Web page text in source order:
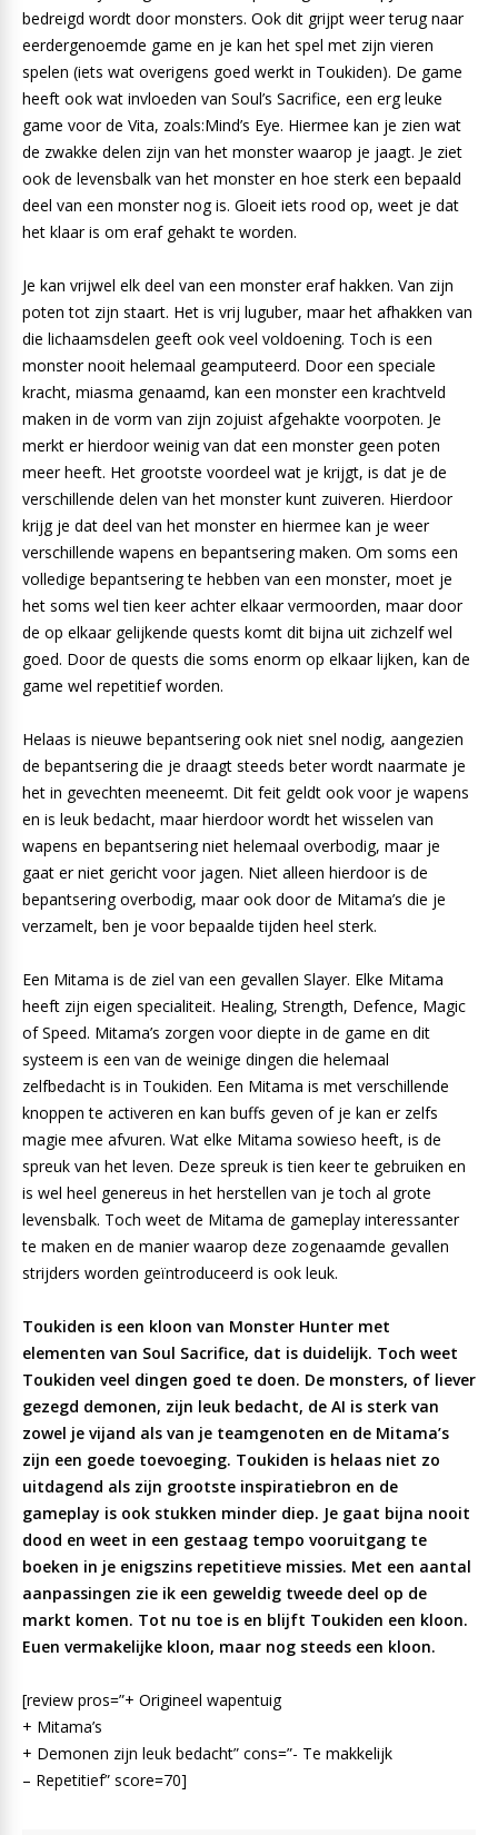
bedreigd wordt door monsters. Ook dit grijpt weer terug naar
eerdergenoemde game en je kan het spel met zijn vieren
spelen (iets wat overigens goed werkt in Toukiden). De game
heeft ook wat invloeden van Soul’s Sacrifice, een erg leuke
game voor de Vita, zoals:Mind’s Eye. Hiermee kan je zien wat
de zwakke delen zijn van het monster waarop je jaagt. Je ziet
ook de levensbalk van het monster en hoe sterk een bepaald
deel van een monster nog is. Gloeit iets rood op, weet je dat
het klaar is om eraf gehakt te worden.
Je kan vrijwel elk deel van een monster eraf hakken. Van zijn
poten tot zijn staart. Het is vrij luguber, maar het afhakken van
die lichaamsdelen geeft ook veel voldoening. Toch is een
monster nooit helemaal geamputeerd. Door een speciale
kracht, miasma genaamd, kan een monster een krachtveld
maken in de vorm van zijn zojuist afgehakte voorpoten. Je
merkt er hierdoor weinig van dat een monster geen poten
meer heeft. Het grootste voordeel wat je krijgt, is dat je de
verschillende delen van het monster kunt zuiveren. Hierdoor
krijg je dat deel van het monster en hiermee kan je weer
verschillende wapens en bepantsering maken. Om soms een
volledige bepantsering te hebben van een monster, moet je
het soms wel tien keer achter elkaar vermoorden, maar door
de op elkaar gelijkende quests komt dit bijna uit zichzelf wel
goed. Door de quests die soms enorm op elkaar lijken, kan de
game wel repetitief worden.
Helaas is nieuwe bepantsering ook niet snel nodig, aangezien
de bepantsering die je draagt steeds beter wordt naarmate je
het in gevechten meeneemt. Dit feit geldt ook voor je wapens
en is leuk bedacht, maar hierdoor wordt het wisselen van
wapens en bepantsering niet helemaal overbodig, maar je
gaat er niet gericht voor jagen. Niet alleen hierdoor is de
bepantsering overbodig, maar ook door de Mitama’s die je
verzamelt, ben je voor bepaalde tijden heel sterk.
Een Mitama is de ziel van een gevallen Slayer. Elke Mitama
heeft zijn eigen specialiteit. Healing, Strength, Defence, Magic
of Speed. Mitama’s zorgen voor diepte in de game en dit
systeem is een van de weinige dingen die helemaal
zelfbedacht is in Toukiden. Een Mitama is met verschillende
knoppen te activeren en kan buffs geven of je kan er zelfs
magie mee afvuren. Wat elke Mitama sowieso heeft, is de
spreuk van het leven. Deze spreuk is tien keer te gebruiken en
is wel heel genereus in het herstellen van je toch al grote
levensbalk. Toch weet de Mitama de gameplay interessanter
te maken en de manier waarop deze zogenaamde gevallen
strijders worden geïntroduceerd is ook leuk.
Toukiden is een kloon van Monster Hunter met
elementen van Soul Sacrifice, dat is duidelijk. Toch weet
Toukiden veel dingen goed te doen. De monsters, of liever
gezegd demonen, zijn leuk bedacht, de AI is sterk van
zowel je vijand als van je teamgenoten en de Mitama’s
zijn een goede toevoeging. Toukiden is helaas niet zo
uitdagend als zijn grootste inspiratiebron en de
gameplay is ook stukken minder diep. Je gaat bijna nooit
dood en weet in een gestaag tempo vooruitgang te
boeken in je enigszins repetitieve missies. Met een aantal
aanpassingen zie ik een geweldig tweede deel op de
markt komen. Tot nu toe is en blijft Toukiden een kloon.
Euen vermakelijke kloon, maar nog steeds een kloon.
[review pros=”+ Origineel wapentuig
+ Mitama’s
+ Demonen zijn leuk bedacht” cons=”- Te makkelijk
– Repetitief” score=70]